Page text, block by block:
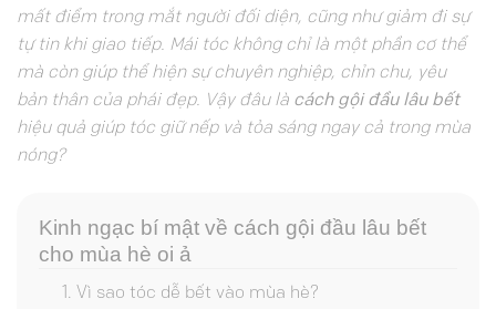
mất điểm trong mắt người đối diện, cũng như giảm đi sự
tự tin khi giao tiếp. Mái tóc không chỉ là một phần cơ thể
mà còn giúp thể hiện sự chuyên nghiệp, chỉn chu, yêu
bản thân của phái đẹp. Vậy đâu là cách gội đầu lâu bết
hiệu quả giúp tóc giữ nếp và tỏa sáng ngay cả trong mùa
nóng?
Kinh ngạc bí mật về cách gội đầu lâu bết
cho mùa hè oi ả
Vì sao tóc dễ bết vào mùa hè?